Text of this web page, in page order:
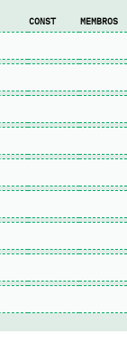
CONST MEMBROS